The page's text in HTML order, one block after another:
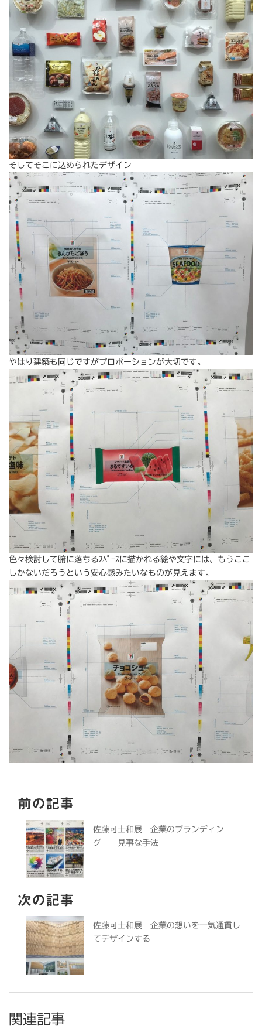
そしてそこに込められたデザイン
やはり建築も同じですがプロポーションが大切です。
色々検討して腑に落ちるｽﾍﾟｰｽに描かれる絵や文字には、もうここ
しかないだろうという安心感みたいなものが見えます。
前の記事
佐藤可士和展 企業のブランディン
グ 見事な手法
次の記事
佐藤可士和展 企業の想いを一気通貫し
てデザインする
関連記事